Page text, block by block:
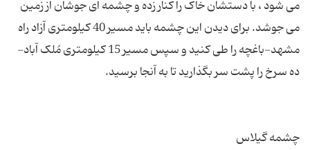
می شود ، با دستشان خاک را کنار زده و چشمه ای جوشان از زمین
می جوشد. برای دیدن این چشمه باید مسیر 40 کیلومتری آزاد راه
مشهد-باغچه را طی کنید و سپس مسیر 15 کیلومتری مُلک آباد-